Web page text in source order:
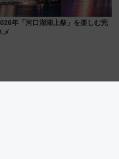
年「河口湖湖上祭」を楽しむ完
メ